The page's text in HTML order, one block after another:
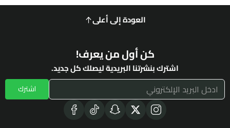
العودة إلى أعلى
كن أول من يعرف!
اشترك بنشرتنا البريدية ليصلك كل جديد.
اشترك